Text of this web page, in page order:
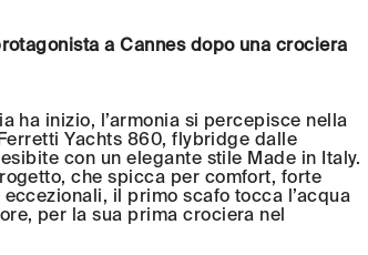
a Cannes dopo una crociera
ha inizio, l’armonia si percepisce nella
Yachts 860, flybridge dalle
con un elegante stile Made in Italy.
che spicca per comfort, forte
il primo scafo tocca l’acqua
per la sua prima crociera nel